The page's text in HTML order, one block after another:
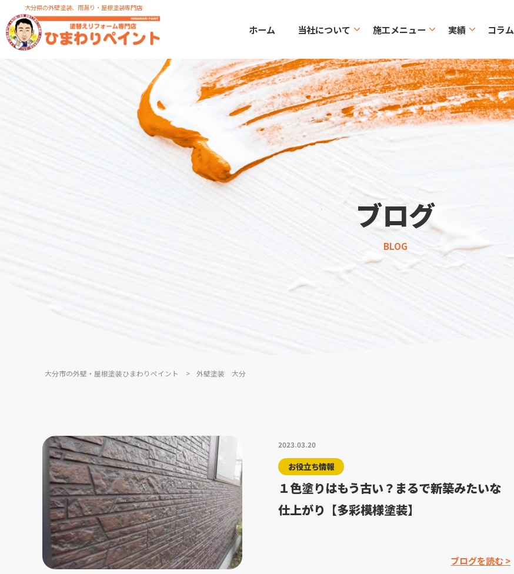
大分県の外壁塗装、雨漏り・屋根塗装専門店
ホーム 当社について 施工メニュー 実績 コラム
ブログ
BLOG
大分市の外壁・屋根塗装ひまわりペイント > 外壁塗装 大分
2023.03.20
お役立ち情報
１色塗りはもう古い？まるで新築みたいな
仕上がり【多彩模様塗装】
ブログを読む >